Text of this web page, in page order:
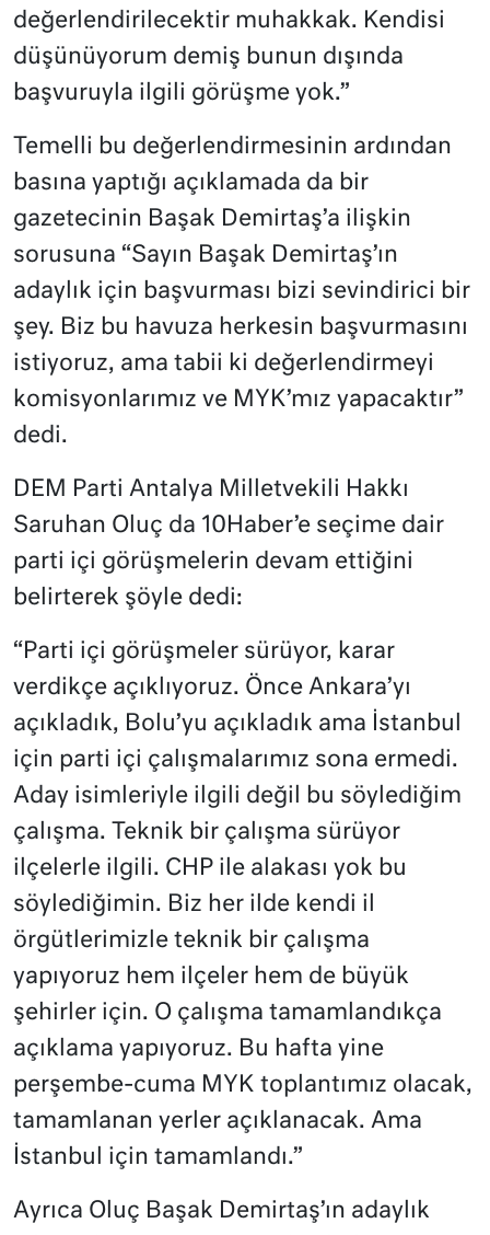
değerlendirilecektir muhakkak. Kendisi
düşünüyorum demiş bunun dışında
başvuruyla ilgili görüşme yok.”
Temelli bu değerlendirmesinin ardından
basına yaptığı açıklamada da bir
gazetecinin Başak Demirtaş’a ilişkin
sorusuna “Sayın Başak Demirtaş’ın
adaylık için başvurması bizi sevindirici bir
şey. Biz bu havuza herkesin başvurmasını
istiyoruz, ama tabii ki değerlendirmeyi
komisyonlarımız ve MYK’mız yapacaktır”
dedi.
DEM Parti Antalya Milletvekili Hakkı
Saruhan Oluç da 10Haber’e seçime dair
parti içi görüşmelerin devam ettiğini
belirterek şöyle dedi:
“Parti içi görüşmeler sürüyor, karar
verdikçe açıklıyoruz. Önce Ankara’yı
açıkladık, Bolu’yu açıkladık ama İstanbul
için parti içi çalışmalarımız sona ermedi.
Aday isimleriyle ilgili değil bu söylediğim
çalışma. Teknik bir çalışma sürüyor
ilçelerle ilgili. CHP ile alakası yok bu
söylediğimin. Biz her ilde kendi il
örgütlerimizle teknik bir çalışma
yapıyoruz hem ilçeler hem de büyük
şehirler için. O çalışma tamamlandıkça
açıklama yapıyoruz. Bu hafta yine
perşembe-cuma MYK toplantımız olacak,
tamamlanan yerler açıklanacak. Ama
İstanbul için tamamlandı.”
Ayrıca Oluç Başak Demirtaş’ın adaylık